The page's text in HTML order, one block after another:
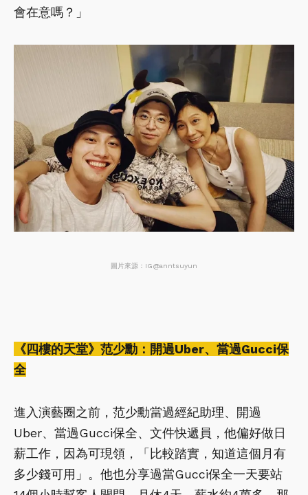
會在意嗎？」
圖片來源：IG@anntsuyun
《四樓的天堂》范少勳：開過Uber、當過Gucci保
全
進入演藝圈之前，范少勳當過經紀助理、開過
Uber、當過Gucci保全、文件快遞員，他偏好做日
薪工作，因為可現領，「比較踏實，知道這個月有
多少錢可用」。他也分享過當Gucci保全一天要站